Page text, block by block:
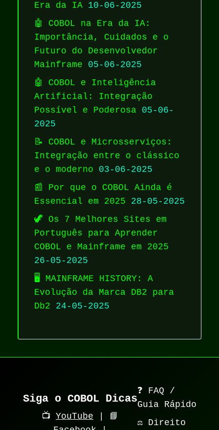
Era da IA 10-06-2025
🤖 COBOL na Era da IA:
Importância, Cuidados e o
Futuro do Desenvolvedor
Mainframe
05-06-2025
🤖 COBOL e Inteligência
Artificial: Integração
Possível e Poderosa 05-06-
2025
📝 COBOL e Microsserviços:
Integração entre o clássico
e o moderno
03-06-2025
📰 Por que o COBOL Ainda é
Essencial em 2025 28-05-2025
🦖 Os 7 Melhores Sites em
Português para Aprender
COBOL e Mainframe em 2025
26-05-2025
🖥️ MAINFRAME HISTORY: A
Evolução da Marca DB2 para
Db2
24-05-2025
Siga o COBOL Dicas
📺 YouTube | 📘
❓ FAQ /
Guia Rápido
⚖️ Direito